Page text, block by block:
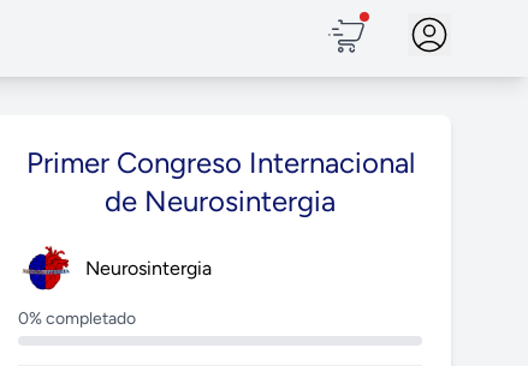
Primer Congreso Internacional
de Neurosintergia
Neurosintergia
0% completado